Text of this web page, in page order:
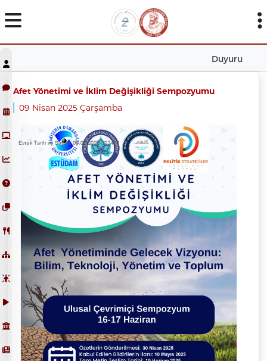
Duyuru
Afet Yönetimi ve İklim Değişikliği Sempozyumu
09 Nisan 2025 Çarşamba